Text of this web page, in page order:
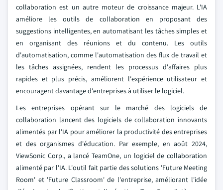
collaboration est un autre moteur de croissance majeur. L'IA
améliore les outils de collaboration en proposant des
suggestions intelligentes, en automatisant les tâches simples et
en organisant des réunions et du contenu. Les outils
d'automatisation, comme l'automatisation des flux de travail et
les tâches assignées, rendent les processus d'affaires plus
rapides et plus précis, améliorent l'expérience utilisateur et
encouragent davantage d'entreprises à utiliser le logiciel.
Les entreprises opérant sur le marché des logiciels de
collaboration lancent des logiciels de collaboration innovants
alimentés par l'IA pour améliorer la productivité des entreprises
et des organismes d'éducation. Par exemple, en août 2024,
ViewSonic Corp., a lancé TeamOne, un logiciel de collaboration
alimenté par l'IA. L'outil fait partie des solutions 'Future Meeting
Room' et 'Future Classroom' de l'entreprise, améliorant l'idée